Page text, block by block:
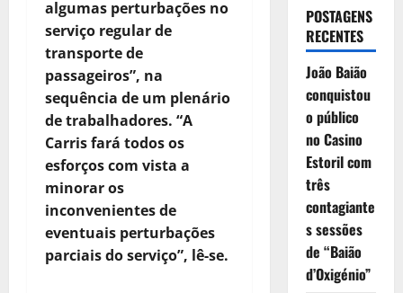
algumas perturbações no
serviço regular de
transporte de
passageiros”, na
sequência de um plenário
de trabalhadores. “A
Carris fará todos os
esforços com vista a
minorar os
inconvenientes de
eventuais perturbações
parciais do serviço”, lê-se.
POSTAGENS
RECENTES
João Baião
conquistou
o público
no Casino
Estoril com
três
contagiante
s sessões
de “Baião
d’Oxigénio”